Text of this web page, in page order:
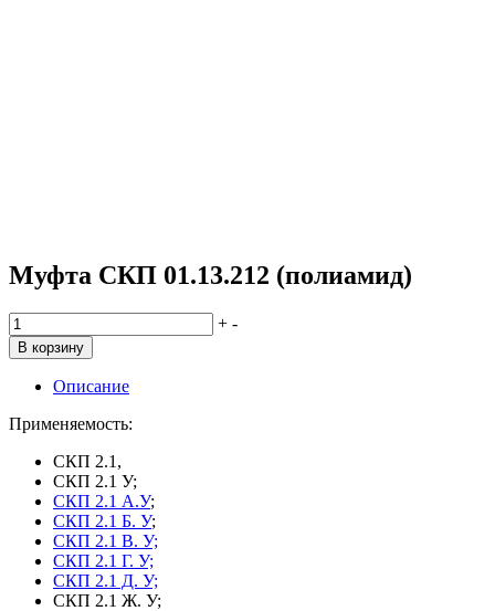
Муфта СКП 01.13.212 (полиамид)
Количество
товара
Муфта
СКП
01.13.212
(полиамид)
+ -
В корзину
Описание
Применяемость:
СКП 2.1,
СКП 2.1 У;
СКП 2.1 А.У;
СКП 2.1 Б. У;
СКП 2.1 В. У;
СКП 2.1 Г. У;
СКП 2.1 Д. У;
СКП 2.1 Ж. У;